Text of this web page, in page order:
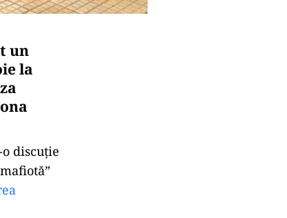
un
la
discuție